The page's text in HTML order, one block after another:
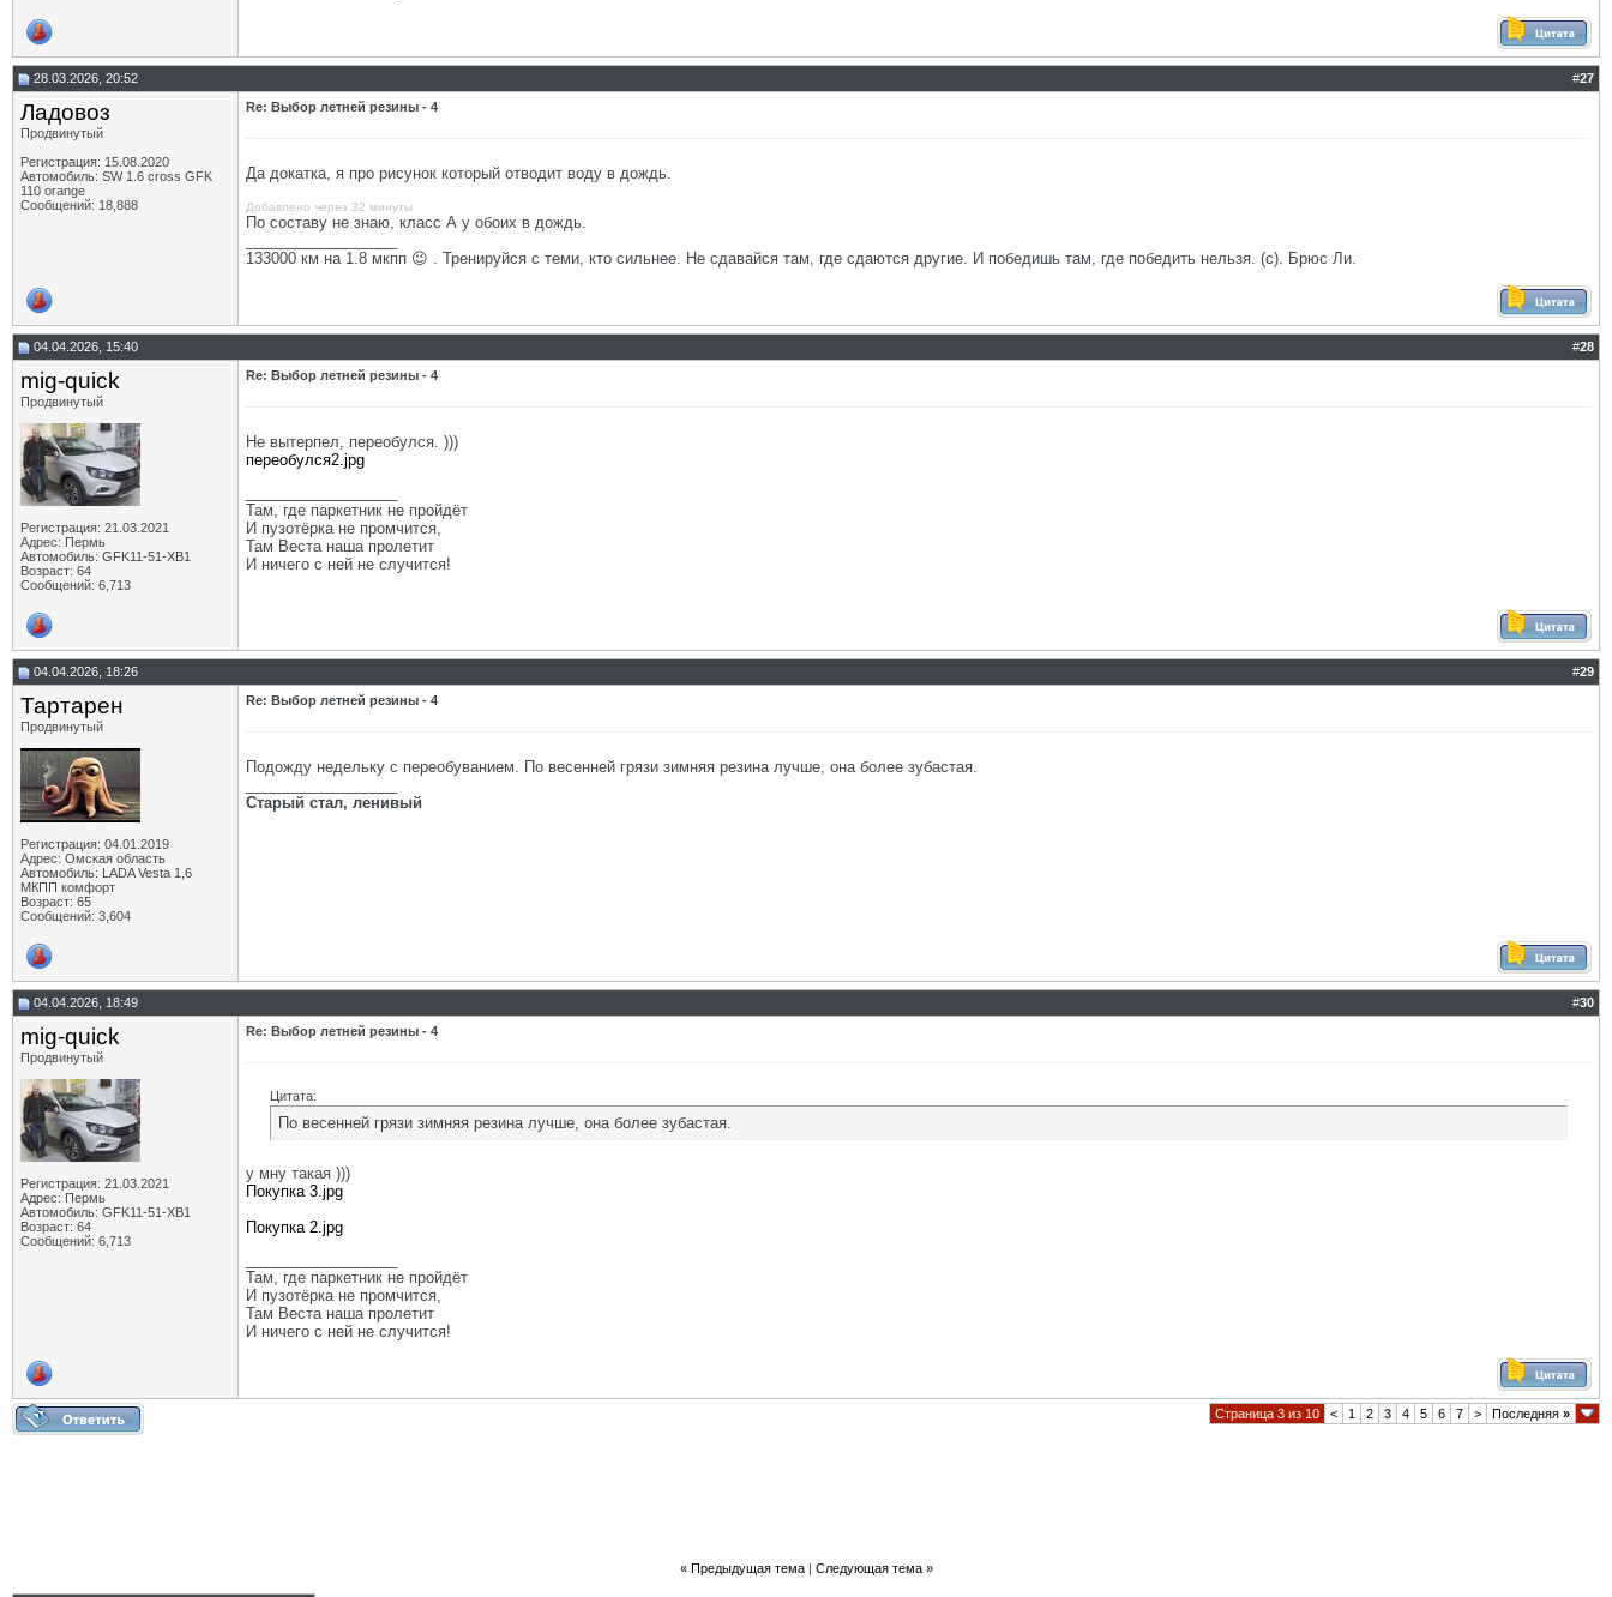
28.03.2026, 20:52 #27
Ладовоз
Продвинутый
Регистрация: 15.08.2020
Автомобиль: SW 1.6 cross GFK
110 orange
Сообщений: 18,888
Re: Выбор летней резины - 4
Да докатка, я про рисунок который отводит воду в дождь.
Добавлено через 32 минуты
По составу не знаю, класс А у обоих в дождь.
133000 км на 1.8 мкпп 😉 . Тренируйся с теми, кто сильнее. Не сдавайся там, где сдаются другие. И победишь там, где победить нельзя. (с). Брюс Ли.
04.04.2026, 15:40 #28
mig-quick
Продвинутый
Регистрация: 21.03.2021
Адрес: Пермь
Автомобиль: GFK11-51-ХВ1
Возраст: 64
Сообщений: 6,713
Re: Выбор летней резины - 4
Не вытерпел, переобулся. )))
переобулся2.jpg
Там, где паркетник не пройдёт
И пузотёрка не промчится,
Там Веста наша пролетит
И ничего с ней не случится!
04.04.2026, 18:26 #29
Тартарен
Продвинутый
Регистрация: 04.01.2019
Адрес: Омская область
Автомобиль: LADA Vesta 1,6
МКПП комфорт
Возраст: 65
Сообщений: 3,604
Re: Выбор летней резины - 4
Подожду недельку с переобуванием. По весенней грязи зимняя резина лучше, она более зубастая.
Старый стал, ленивый
04.04.2026, 18:49 #30
mig-quick
Продвинутый
Регистрация: 21.03.2021
Адрес: Пермь
Автомобиль: GFK11-51-ХВ1
Возраст: 64
Сообщений: 6,713
Re: Выбор летней резины - 4
Цитата:
По весенней грязи зимняя резина лучше, она более зубастая.
у мну такая )))
Покупка 3.jpg
Покупка 2.jpg
Там, где паркетник не пройдёт
И пузотёрка не промчится,
Там Веста наша пролетит
И ничего с ней не случится!
Страница 3 из 10 < 1 2 3 4 5 6 7 > Последняя »
« Предыдущая тема| Следующая тема »